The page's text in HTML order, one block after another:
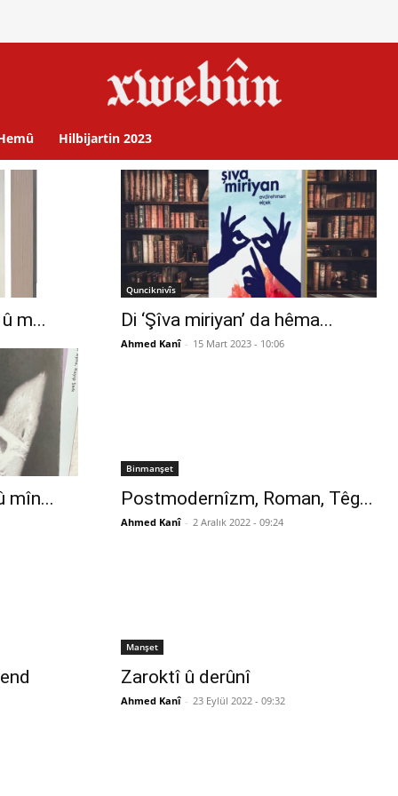
Hilbijartin 2023
m...
Qunciknivîs
Di ‘Şîva miriyan’ da hêma...
Ahmed Kanî - 15 Mart 2023 - 10:06
mîn...
Binmanşet
Postmodernîzm, Roman, Têg...
Ahmed Kanî - 2 Aralık 2022 - 09:24
Manşet
Zaroktî û derûnî
Ahmed Kanî - 23 Eylül 2022 - 09:32